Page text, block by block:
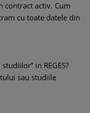
contract activ. Cum
cu toate datele din
in REGES?
sau studiile